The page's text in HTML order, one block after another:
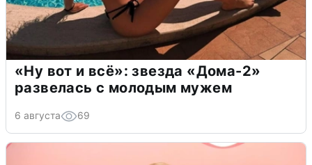
«Ну вот и всё»: звезда «Дома-2»
развелась с молодым мужем
6 августа 69